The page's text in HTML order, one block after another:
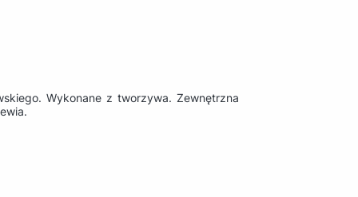
Wykonane z tworzywa. Zewnętrzna